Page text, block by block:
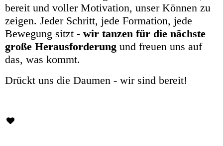
bereit und voller Motivation, unser Können zu
zeigen. Jeder Schritt, jede Formation, jede
Bewegung sitzt - wir tanzen für die nächste
große Herausforderung und freuen uns auf
das, was kommt.
Drückt uns die Daumen - wir sind bereit!